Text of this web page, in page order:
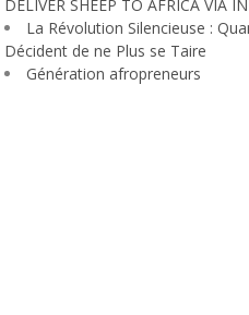
DELIVER SHEEP TO AFRICA VIA
La Révolution Silencieuse :
Décident de ne Plus se Taire
Génération afropreneurs